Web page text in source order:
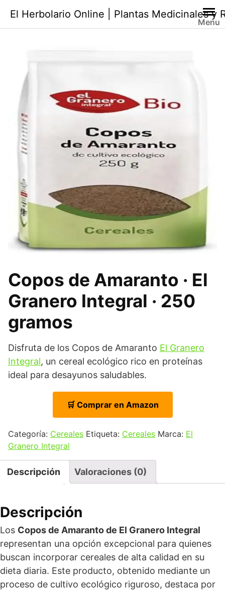
contenido
El Herbolario Online | Plantas Medicinales y
Menu
Copos de Amaranto · El
Granero Integral · 250
gramos
Disfruta de los Copos de Amaranto El Granero
Integral, un cereal ecológico rico en proteínas
ideal para desayunos saludables.
🛒 Comprar en Amazon
Categoría: Cereales Etiqueta: Cereales Marca: El
Granero Integral
Descripción Valoraciones (0)
Descripción
Los Copos de Amaranto de El Granero Integral
representan una opción excepcional para quienes
buscan incorporar cereales de alta calidad en su
dieta diaria. Este producto, obtenido mediante un
proceso de cultivo ecológico riguroso, destaca por